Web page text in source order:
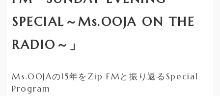
SPECIAL～Ms.OOJA ON THE
RADIO～」
Ms.OOJAの15年をZip FMと振り返るSpecial
Program